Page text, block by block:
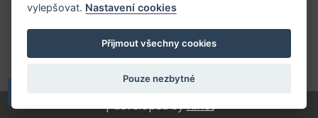
Příhlášení | Registrace
Kontaktní informace
Mapa stránek
| developed byKinet
vylepšovat. Nastavení cookies
Přijmout všechny cookies
Pouze nezbytné